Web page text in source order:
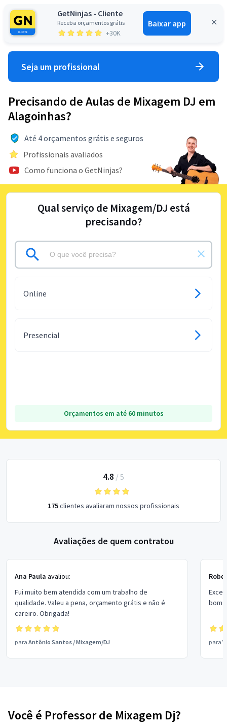
GetNinjas - Cliente
Receba orçamentos grátis
+30K
Baixar app
Entrar
Seja um profissional
Precisando de Aulas de Mixagem DJ em
Alagoinhas?
Até 4 orçamentos grátis e seguros
Profissionais avaliados
Como funciona o GetNinjas?
Qual serviço de Mixagem/DJ está
precisando?
Online
Presencial
Orçamentos em até 60 minutos
4.8 / 5
175clientes avaliaram nossos profissionais
Avaliações de quem contratou
Ana Paula avaliou:
Fui muito bem atendida com um trabalho de
qualidade. Valeu a pena, orçamento grátis e não é
careiro. Obrigada!
para Antônio Santos /Mixagem/DJ
bom
para
Você é Professor de Mixagem Dj?